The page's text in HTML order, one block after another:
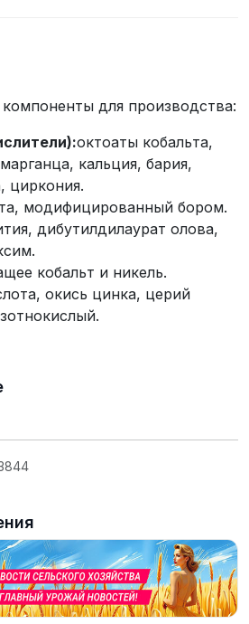
для производства:
октоаты кобальта,
кальция, бария,
циркония.
модифицированный бором.
дибутилдилаурат олова,
кобальт и никель.
окись цинка, церий